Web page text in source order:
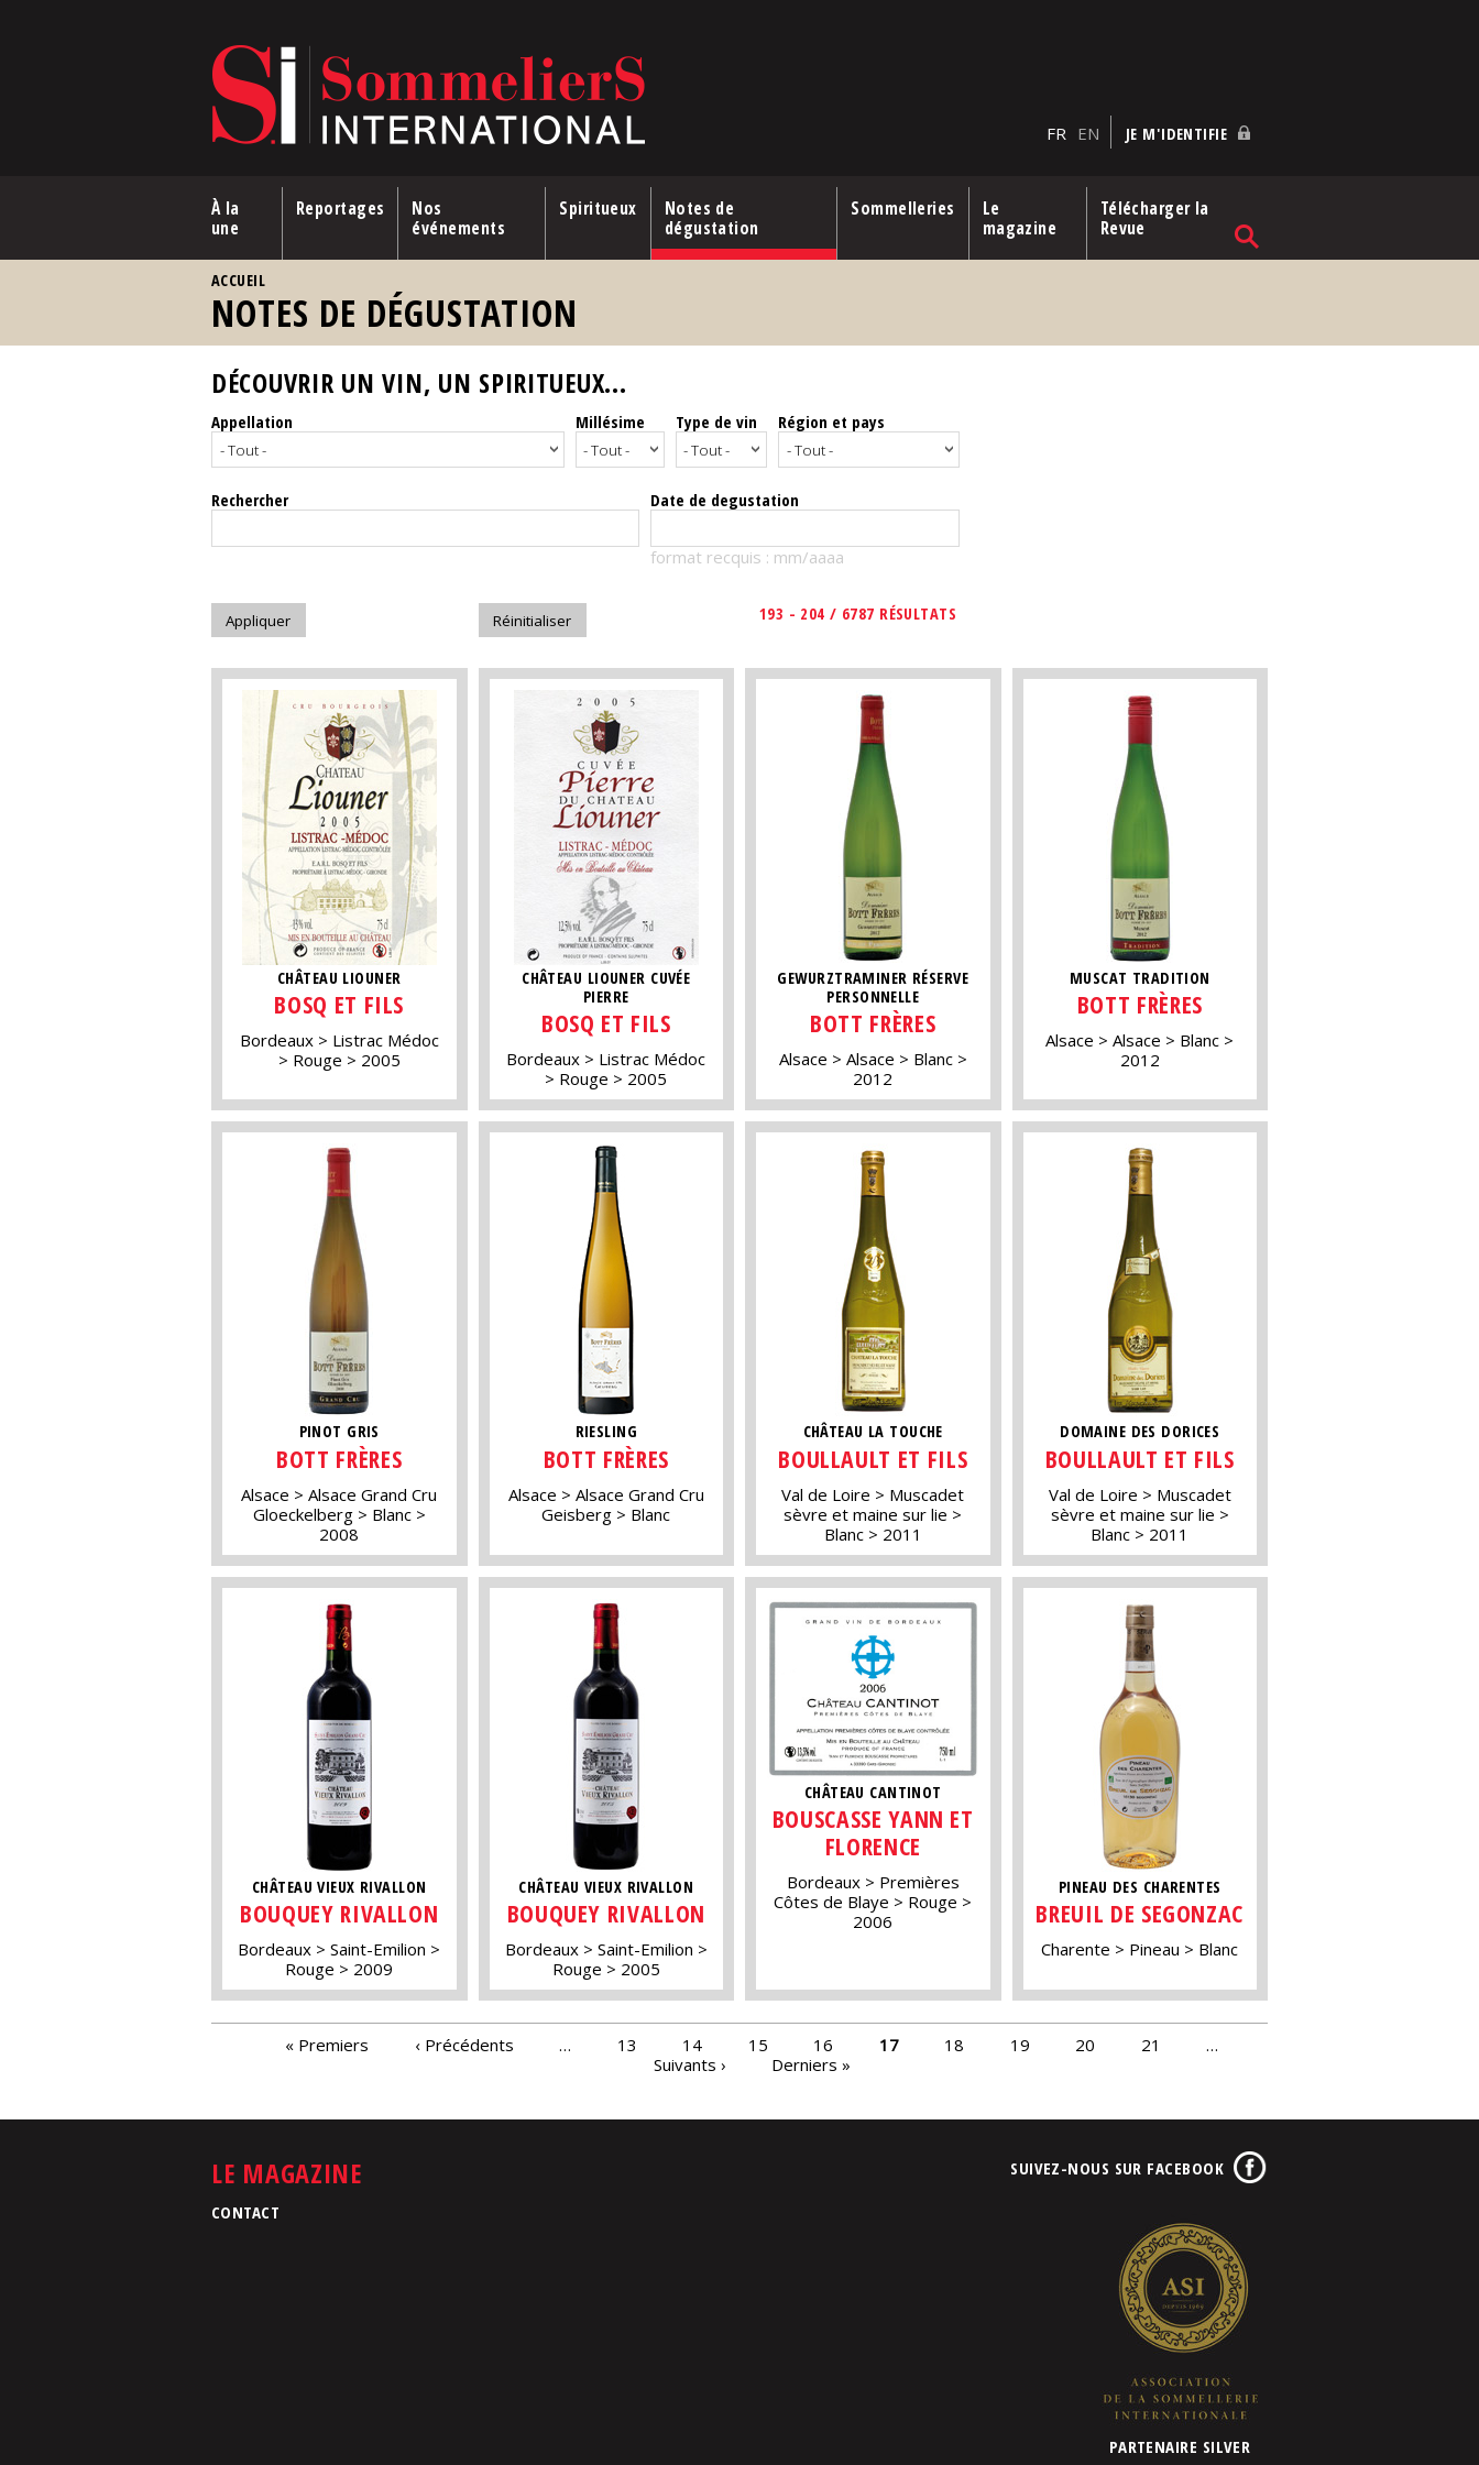
FR EN JE M'IDENTIFIE
À la
une
Reportages
Nos
événements
Spiritueux
Notes de
dégustation
Sommelleries
Le
magazine
Télécharger la
Revue
ACCUEIL
NOTES DE DÉGUSTATION
DÉCOUVRIR UN VIN, UN SPIRITUEUX...
Appellation Millésime Type de vin Région et pays
Rechercher Date de degustation
format recquis : mm/aaaa
193 - 204 / 6787 RÉSULTATS
CHÂTEAU LIOUNER
BOSQ ET FILS
Bordeaux
Listrac Médoc
Rouge
2005
CHÂTEAU LIOUNER CUVÉE
PIERRE
BOSQ ET FILS
Bordeaux
Listrac Médoc
Rouge
2005
GEWURZTRAMINER RÉSERVE
PERSONNELLE
BOTT FRÈRES
Alsace Alsace
Blanc
2012
MUSCAT TRADITION
BOTT FRÈRES
Alsace Alsace
Blanc
2012
PINOT GRIS
BOTT FRÈRES
Alsace
Alsace Grand Cru
Gloeckelberg
Blanc
2008
RIESLING
BOTT FRÈRES
Alsace
Alsace Grand Cru
Geisberg
Blanc
CHÂTEAU LA TOUCHE
BOULLAULT ET FILS
Val de Loire
Muscadet
sèvre et maine sur lie
Blanc
2011
DOMAINE DES DORICES
BOULLAULT ET FILS
Val de Loire
Muscadet
sèvre et maine sur lie
Blanc
2011
CHÂTEAU VIEUX RIVALLON
BOUQUEY RIVALLON
Bordeaux
Saint-Emilion
Rouge
2009
CHÂTEAU VIEUX RIVALLON
BOUQUEY RIVALLON
Bordeaux
Saint-Emilion
Rouge
2005
CHÂTEAU CANTINOT
BOUSCASSE YANN ET
FLORENCE
Bordeaux
Premières
Côtes de Blaye
Rouge
2006
PINEAU DES CHARENTES
BREUIL DE SEGONZAC
Charente Pineau Blanc
« Premiers ‹ Précédents … 13 14 15 16 17 18 19 20 21
…
Suivants ›
Derniers »
LE MAGAZINE
CONTACT
SUIVEZ-NOUS SUR FACEBOOK
PARTENAIRE SILVER